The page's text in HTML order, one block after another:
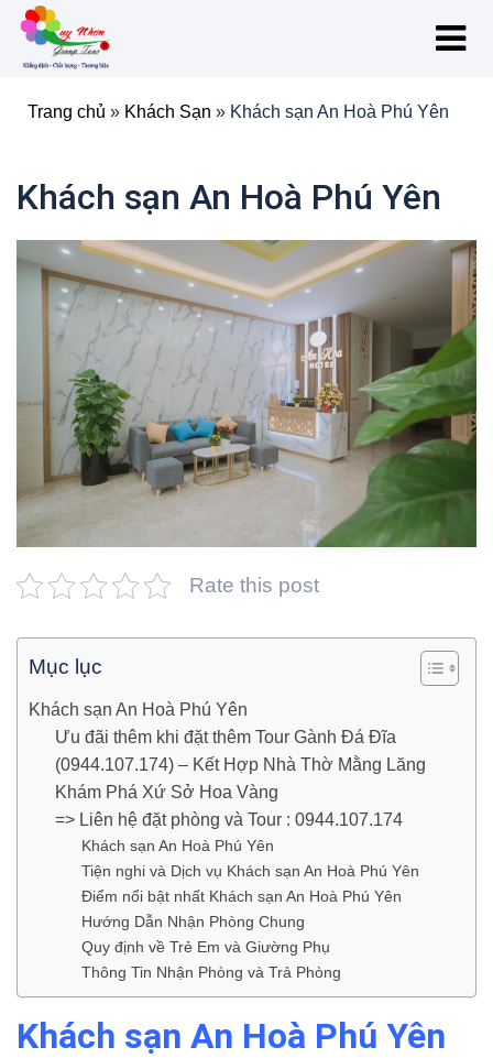
Trang chủ » Khách Sạn » Khách sạn An Hoà Phú Yên
Khách sạn An Hoà Phú Yên
Rate this post
Mục lục
Khách sạn An Hoà Phú Yên
Ưu đãi thêm khi đặt thêm Tour Gành Đá Đĩa
(0944.107.174) – Kết Hợp Nhà Thờ Mằng Lăng
Khám Phá Xứ Sở Hoa Vàng
=> Liên hệ đặt phòng và Tour : 0944.107.174
Khách sạn An Hoà Phú Yên
Tiện nghi và Dịch vụ Khách sạn An Hoà Phú Yên
Điểm nổi bật nhất Khách sạn An Hoà Phú Yên
Hướng Dẫn Nhận Phòng Chung
Quy định về Trẻ Em và Giường Phụ
Thông Tin Nhận Phòng và Trả Phòng
Khách sạn An Hoà Phú Yên